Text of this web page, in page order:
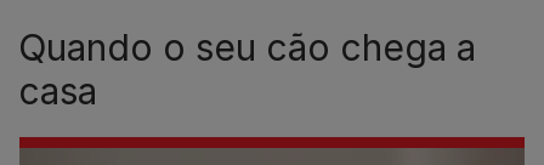
Quando o seu cão chega a
casa